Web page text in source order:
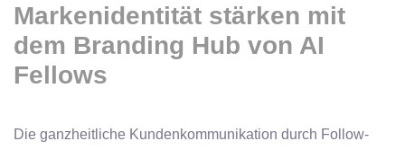
Markenidentität stärken mit
dem Branding Hub von AI
Fellows
Die ganzheitliche Kundenkommunikation durch Follow-